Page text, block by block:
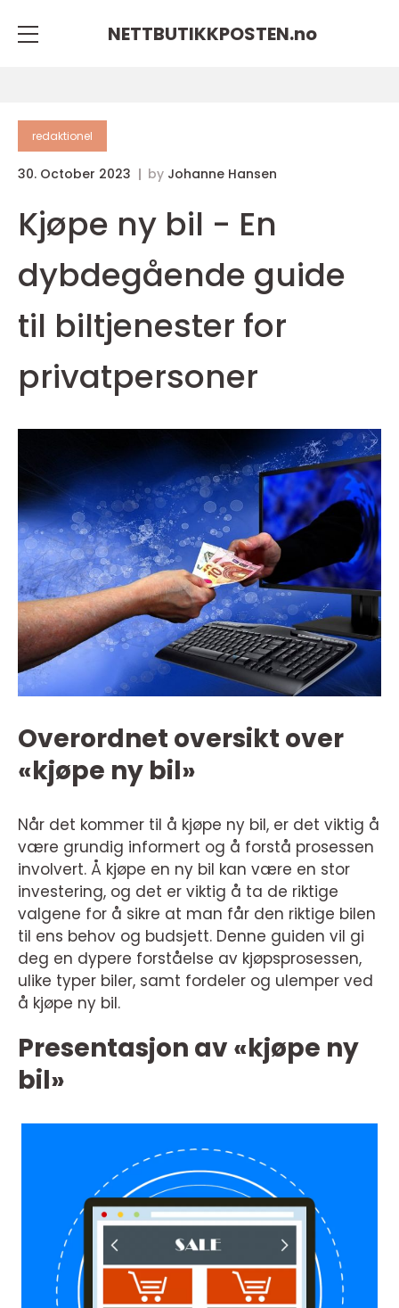
NETTBUTIKKPOSTEN.no
redaktionel
30. October 2023 by Johanne Hansen
Kjøpe ny bil - En
dybdegående guide
til biltjenester for
privatpersoner
Overordnet oversikt over
«kjøpe ny bil»
Når det kommer til å kjøpe ny bil, er det viktig å
være grundig informert og å forstå prosessen
involvert. Å kjøpe en ny bil kan være en stor
investering, og det er viktig å ta de riktige
valgene for å sikre at man får den riktige bilen
til ens behov og budsjett. Denne guiden vil gi
deg en dypere forståelse av kjøpsprosessen,
ulike typer biler, samt fordeler og ulemper ved
å kjøpe ny bil.
Presentasjon av «kjøpe ny
bil»